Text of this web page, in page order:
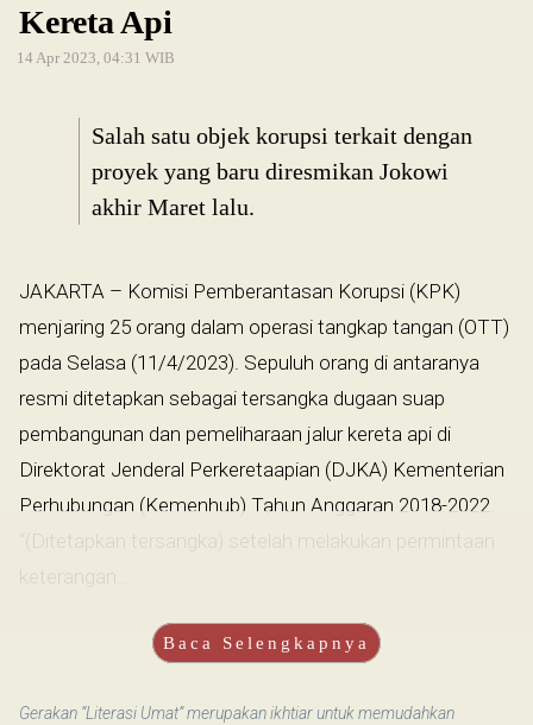
Kereta Api
14 Apr 2023, 04:31 WIB
Salah satu objek korupsi terkait dengan
proyek yang baru diresmikan Jokowi
akhir Maret lalu.
JAKARTA – Komisi Pemberantasan Korupsi (KPK)
menjaring 25 orang dalam operasi tangkap tangan (OTT)
pada Selasa (11/4/2023). Sepuluh orang di antaranya
resmi ditetapkan sebagai tersangka dugaan suap
pembangunan dan pemeliharaan jalur kereta api di
Direktorat Jenderal Perkeretaapian (DJKA) Kementerian
Perhubungan (Kemenhub) Tahun Anggaran 2018-2022.
“(Ditetapkan tersangka) setelah melakukan permintaan
keterangan...
Baca Selengkapnya
Gerakan “Literasi Umat” merupakan ikhtiar untuk memudahkan